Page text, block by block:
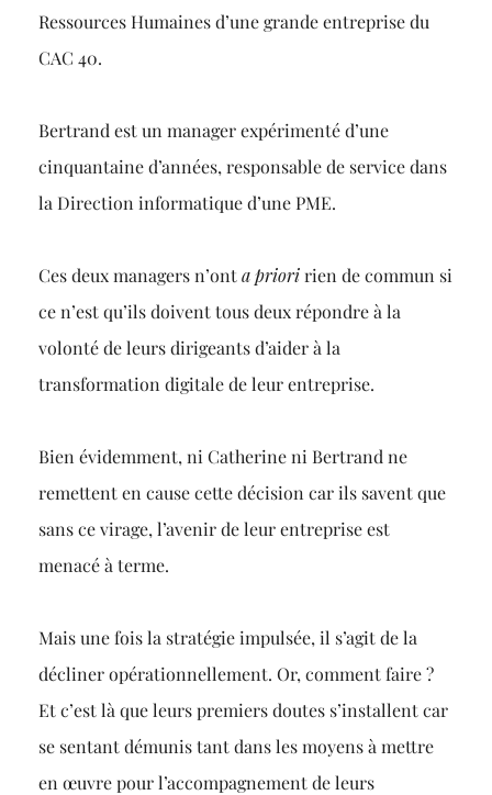
Ressources Humaines d’une grande entreprise du
CAC 40.
Bertrand est un manager expérimenté d’une
cinquantaine d’années, responsable de service dans
la Direction informatique d’une PME.
Ces deux managers n’onta prioririen de commun si
ce n’est qu’ils doivent tous deux répondre à la
volonté de leurs dirigeants d’aider à la
transformation digitale de leur entreprise.
Bien évidemment, ni Catherine ni Bertrand ne
remettent en cause cette décision car ils savent que
sans ce virage, l’avenir de leur entreprise est
menacé à terme.
Mais une fois la stratégie impulsée, il s’agit de la
décliner opérationnellement. Or, comment faire ?
Et c’est là que leurs premiers doutes s’installent car
se sentant démunis tant dans les moyens à mettre
en œuvre pour l’accompagnement de leurs